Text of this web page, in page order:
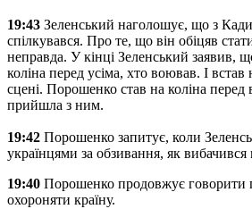
19:43 Зеленський наголошує, що з
спілкувався. Про те, що він обіцяв
неправда. У кінці Зеленський заявив,
коліна перед усіма, хто воював. І встав
сцені. Порошенко став на коліна перед
прийшла з ним.
19:42 Порошенко запитує, коли
українцями за обзивання, як
19:40 Порошенко продовжує говорити
охороняти країну.